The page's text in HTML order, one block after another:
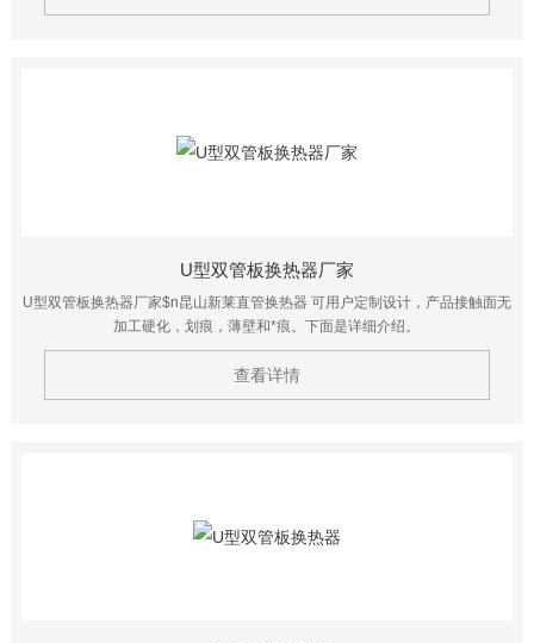
U型双管板换热器厂家
U型双管板换热器厂家$n昆山新莱直管换热器 可用户定制设计，产品接触面无
加工硬化，划痕，薄壁和*痕。下面是详细介绍。
查看详情